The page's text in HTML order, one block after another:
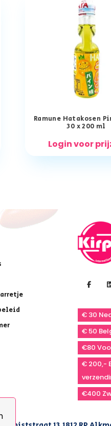
Ramune Hatakosen
30 x 200 ml
Login voor
€ 30
€ 50
€80
€ 200,-
€400